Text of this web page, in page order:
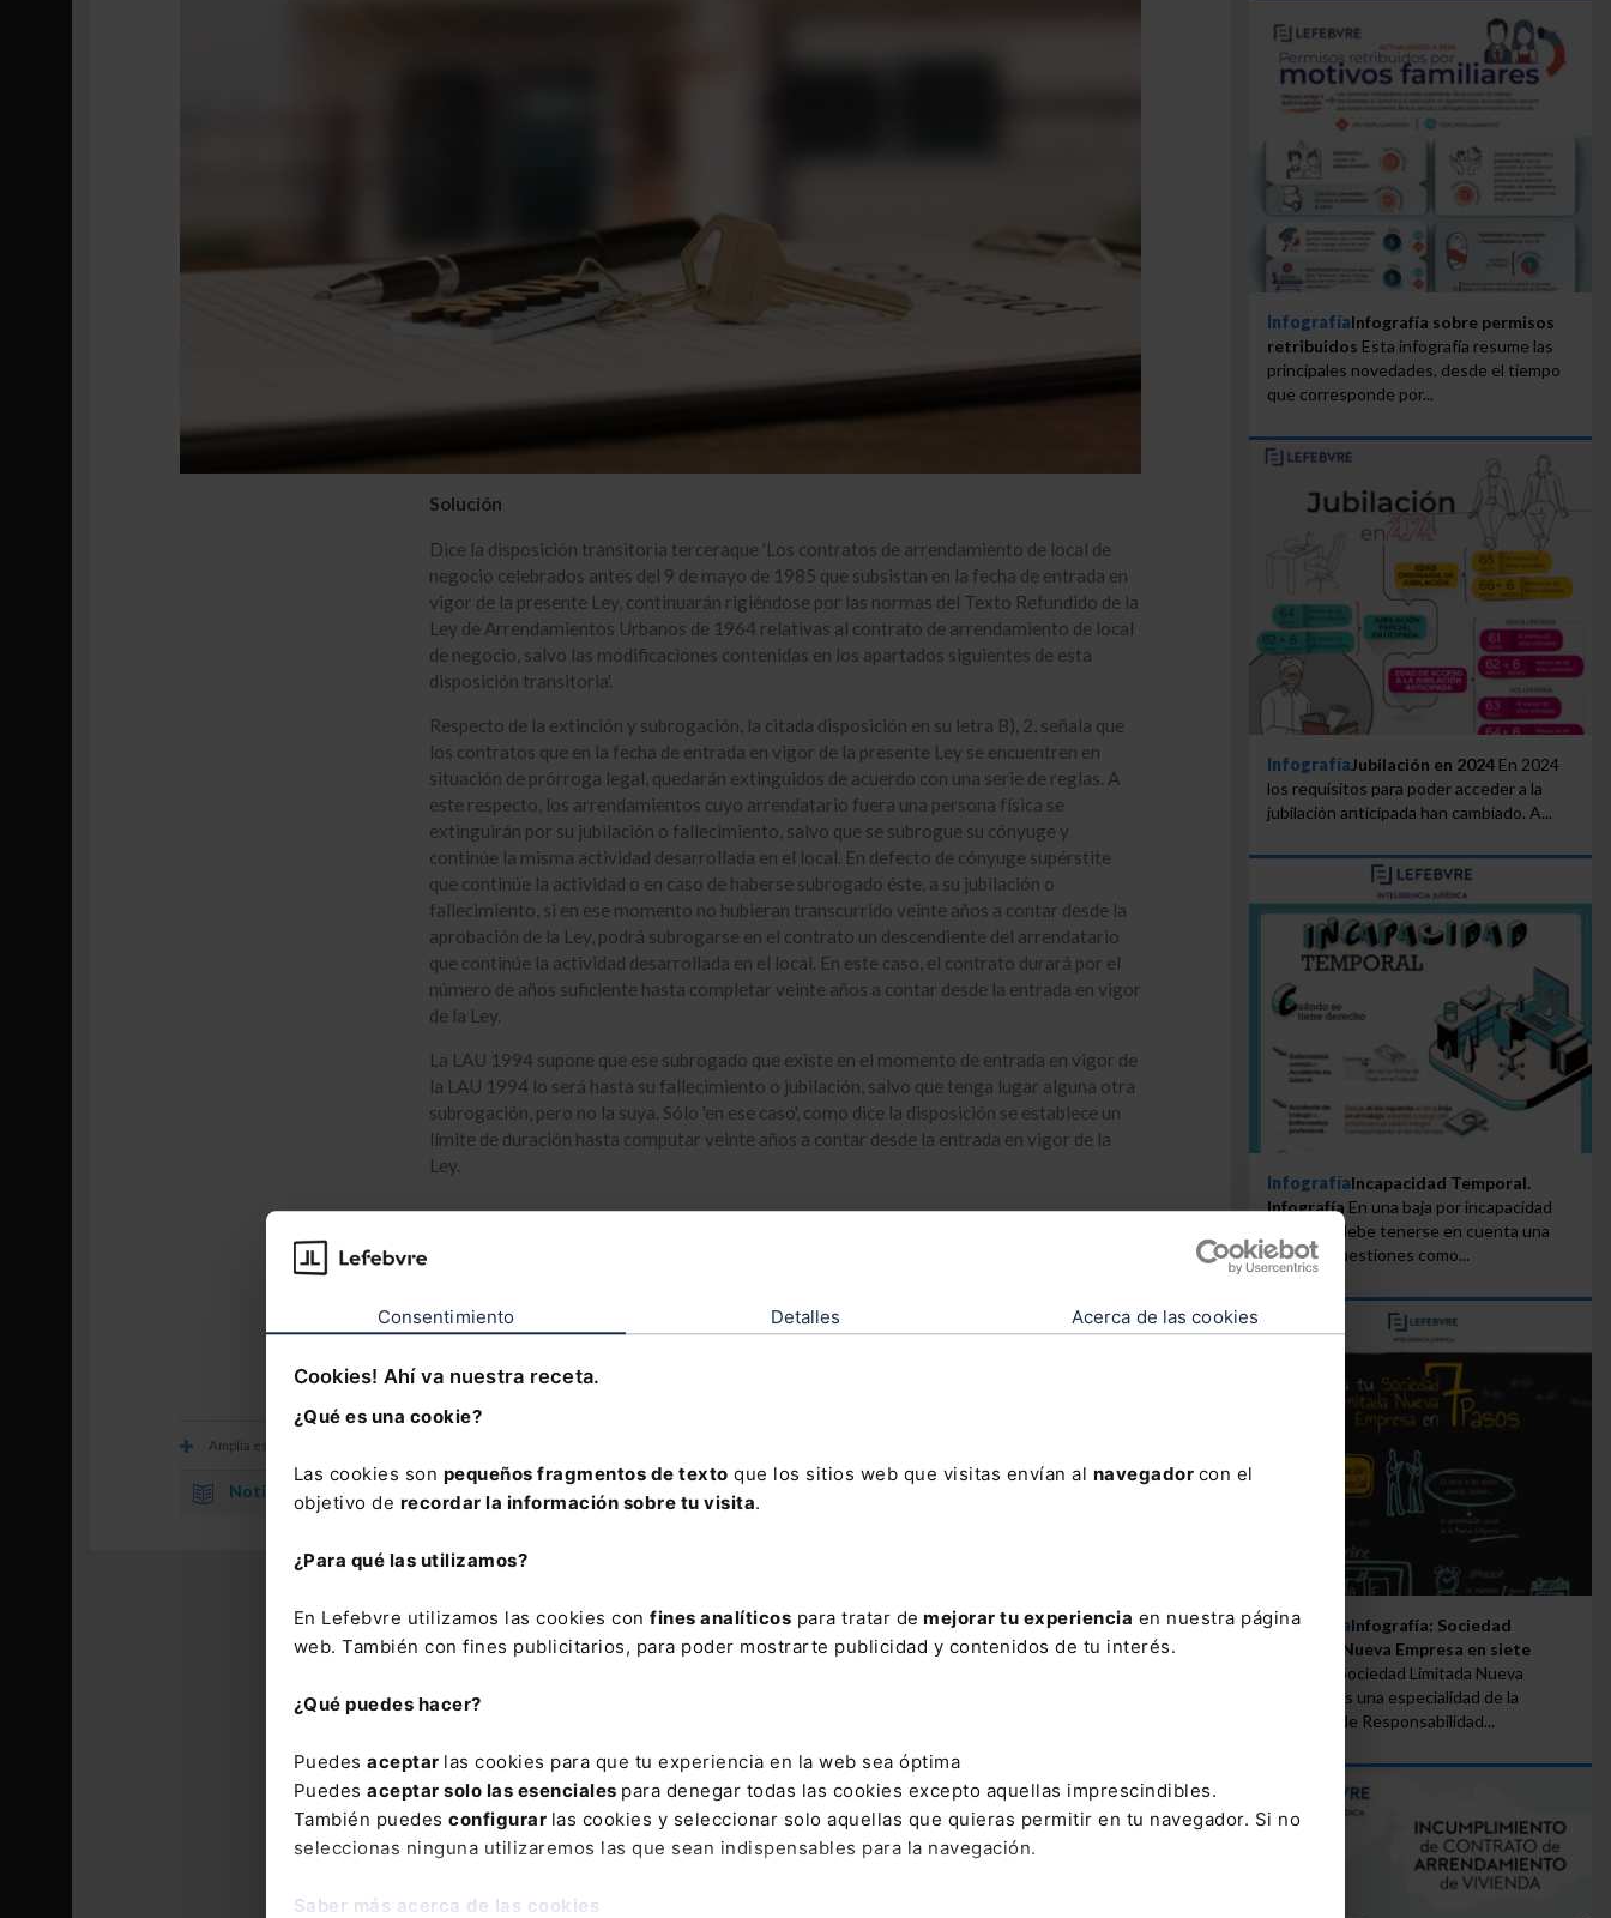
Consentimiento Detalles Acerca de las cookies
Cookies! Ahí va nuestra receta.
¿Qué es una cookie?
Las cookies son pequeños fragmentos de texto que los sitios web que visitas envían al navegador con el
objetivo de recordar la información sobre tu visita.
¿Para qué las utilizamos?
En Lefebvre utilizamos las cookies con fines analíticos para tratar de mejorar tu experiencia en nuestra página
web. También con fines publicitarios, para poder mostrarte publicidad y contenidos de tu interés.
¿Qué puedes hacer?
Puedes aceptar las cookies para que tu experiencia en la web sea óptima
Puedes aceptar solo las esenciales para denegar todas las cookies excepto aquellas imprescindibles.
También puedes configurar las cookies y seleccionar solo aquellas que quieras permitir en tu navegador. Si no
seleccionas ninguna utilizaremos las que sean indispensables para la navegación.
Saber más acerca de las cookies
Solución
Dice la disposición transitoria terceraque 'Los contratos de arrendamiento de local de
negocio celebrados antes del 9 de mayo de 1985 que subsistan en la fecha de entrada en
vigor de la presente Ley, continuarán rigiéndose por las normas del Texto Refundido de la
Ley de Arrendamientos Urbanos de 1964 relativas al contrato de arrendamiento de local
de negocio, salvo las modificaciones contenidas en los apartados siguientes de esta
disposición transitoria'.
Respecto de la extinción y subrogación, la citada disposición en su letra B), 2, señala que
los contratos que en la fecha de entrada en vigor de la presente Ley se encuentren en
situación de prórroga legal, quedarán extinguidos de acuerdo con una serie de reglas. A
este respecto, los arrendamientos cuyo arrendatario fuera una persona física se
extinguirán por su jubilación o fallecimiento, salvo que se subrogue su cónyuge y
continúe la misma actividad desarrollada en el local. En defecto de cónyuge supérstite
que continúe la actividad o en caso de haberse subrogado éste, a su jubilación o
fallecimiento, si en ese momento no hubieran transcurrido veinte años a contar desde la
aprobación de la Ley, podrá subrogarse en el contrato un descendiente del arrendatario
que continúe la actividad desarrollada en el local. En este caso, el contrato durará por el
número de años suficiente hasta completar veinte años a contar desde la entrada en vigor
de la Ley.
La LAU 1994 supone que ese subrogado que existe en el momento de entrada en vigor de
la LAU 1994 lo será hasta su fallecimiento o jubilación, salvo que tenga lugar alguna otra
subrogación, pero no la suya. Sólo 'en ese caso', como dice la disposición se establece un
límite de duración hasta computar veinte años a contar desde la entrada en vigor de la
Ley.
Los comentarios están cerrados
Amplía esta información con
Noticia. Casi ocho de cada diez autónomos personas físicas no tienen asalariados a su cargo
InfografíaInfografía sobre permisos
retribuidos Esta infografía resume las
principales novedades, desde el tiempo
que corresponde por...
InfografíaJubilación en 2024En 2024
los requisitos para poder acceder a la
jubilación anticipada han cambiado. A...
InfografíaIncapacidad Temporal.
Infografía En una baja por incapacidad
temporal debe tenerse en cuenta una
serie de cuestiones como...
InfografíaInfografía: Sociedad
Limitada Nueva Empresa en siete
La Sociedad Limitada Nueva
Empresa es una especialidad de la
Sociedad de Responsabilidad...